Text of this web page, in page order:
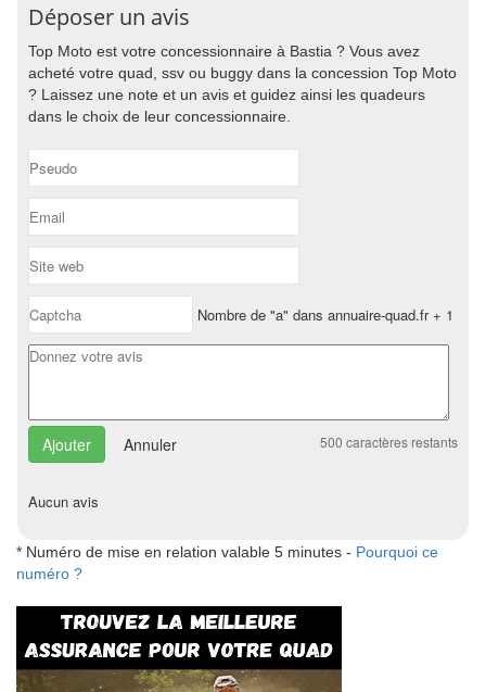
Déposer un avis
Top Moto est votre concessionnaire à Bastia ? Vous avez
acheté votre quad, ssv ou buggy dans la concession Top Moto
? Laissez une note et un avis et guidez ainsi les quadeurs
dans le choix de leur concessionnaire.
Nombre de "a" dans annuaire-quad.fr + 1
Annuler 500 caractères restants
Aucun avis
* Numéro de mise en relation valable 5 minutes - Pourquoi ce
numéro ?